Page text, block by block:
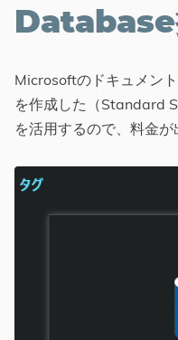
Database
Microsoftのドキュメント
を作成した（Standard
を活用するので、料金が